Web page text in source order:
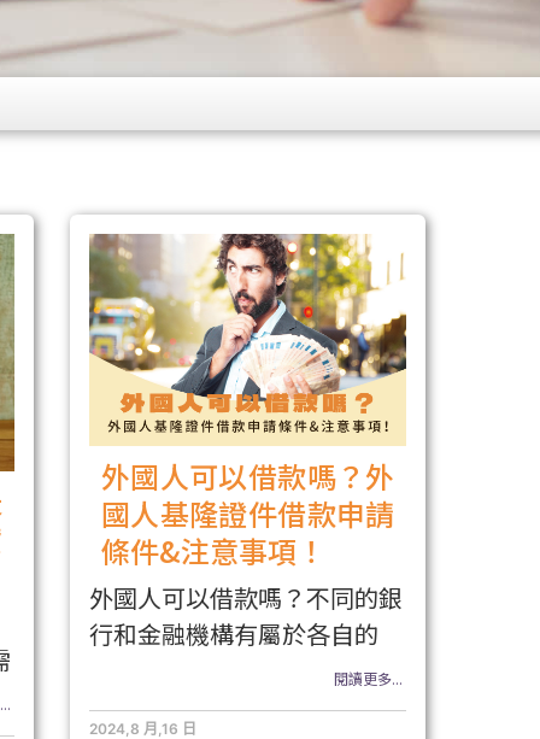
外國人可以借款嗎？外
國人基隆證件借款申請
條件&注意事項！
外國人可以借款嗎？不同的銀
行和金融機構有屬於各自的
閱讀更多...
2024,8 月,16 日